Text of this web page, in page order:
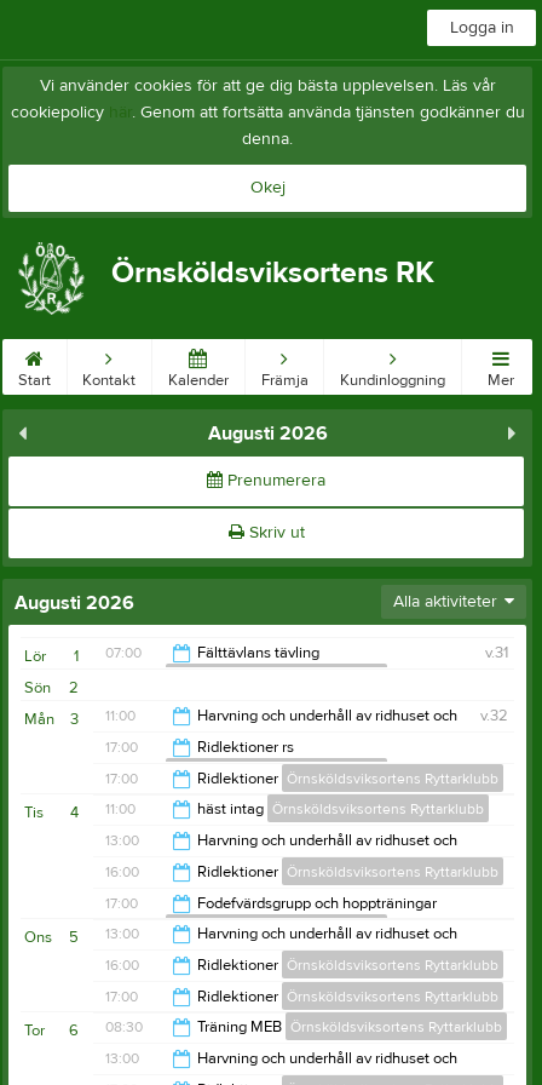
Logga in
Vi använder cookies för att ge dig bästa upplevelsen. Läs vår
cookiepolicy här. Genom att fortsätta använda tjänsten godkänner du
denna.
Okej
Örnsköldsviksortens RK
Start Kontakt Kalender Främja Kundinloggning Mer
Augusti 2026
Prenumerera
Skriv ut
Augusti 2026 Alla aktiviteter
1
Lör v.31
07:00
Fälttävlans tävling
21:00
2
Sön
3
Mån v.32
11:00
Harvning och underhåll av ridhuset och
utebanor sommartid
Örnsköldsviksortens Ryttarklubb
12:00
17:00
Ridlektioner rs
Örnsköldsviksortens Ryttarklubb
20:00
17:00 Ridlektioner Örnsköldsviksortens Ryttarklubb
21:00
4
Tis 11:00 häst intag Örnsköldsviksortens Ryttarklubb
12:00
13:00
Harvning och underhåll av ridhuset och
utebanor sommartid
Örnsköldsviksortens Ryttarklubb
14:00
16:00 Ridlektioner Örnsköldsviksortens Ryttarklubb
21:00
17:00
Fodefvärdsgrupp och hoppträningar
Örnsköldsviksortens Ryttarklubb
22:00
5
Ons 13:00
Harvning och underhåll av ridhuset och
utebanor sommartid
Örnsköldsviksortens Ryttarklubb
14:00
16:00 Ridlektioner Örnsköldsviksortens Ryttarklubb
20:00
17:00 Ridlektioner Örnsköldsviksortens Ryttarklubb
21:00
6
Tor 08:30 Träning MEB Örnsköldsviksortens Ryttarklubb
13:00
Harvning och underhåll av ridhuset och